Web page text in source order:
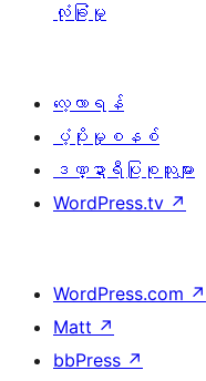
လုံခြုံမှု
လေ့လာရန်
ပံ့ပိုးမှုစနစ်
ဒဏ္ဍာရီပြုစုသူများ
WordPress.tv ↗
WordPress.com ↗
Matt ↗
bbPress ↗